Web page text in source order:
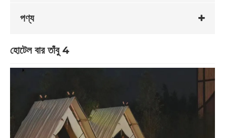
পণ্য
হোটেল বার তাঁবু 4